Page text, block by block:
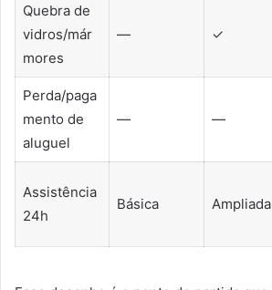
Quebra de
vidros/már
mores
— ✓
Perda/paga
mento de
aluguel
— —
Assistência
24h
Básica Ampliada